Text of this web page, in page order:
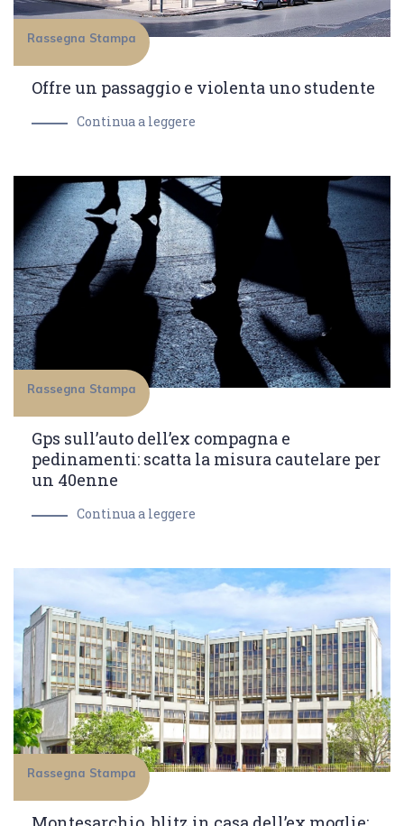
Rassegna Stampa
Offre un passaggio e violenta uno studente
Continua a leggere
Rassegna Stampa
Gps sull’auto dell’ex compagna e
pedinamenti: scatta la misura cautelare per
un 40enne
Continua a leggere
Rassegna Stampa